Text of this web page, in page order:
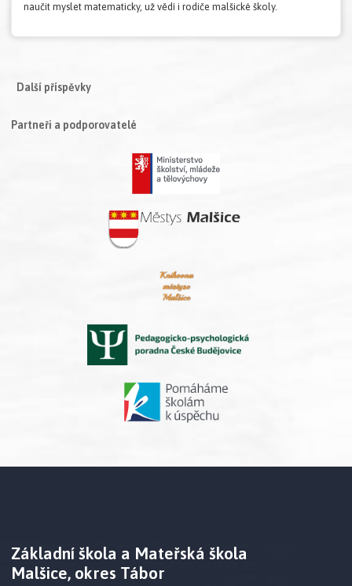
naučit myslet matematicky, už vědí i rodiče malšické školy.
Další příspěvky
Partneři a podporovatelé
Základní škola a Mateřská škola
Malšice, okres Tábor